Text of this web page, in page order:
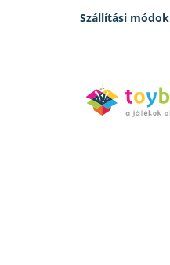
Szállítási módok